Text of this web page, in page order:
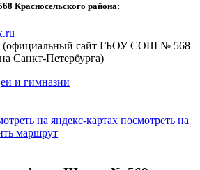
Красносельского района:
(официальный сайт ГБОУ СОШ № 568
Санкт-Петербурга)
и гимназии
на яндекс-картах посмотреть на
маршрут